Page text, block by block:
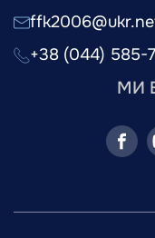
+38 (044) 585-
МИ